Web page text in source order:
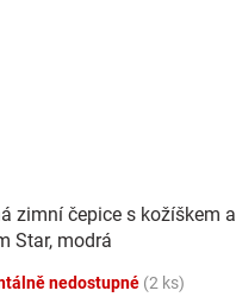
zimní čepice s kožíškem a
Star, modrá
nedostupné (2 ks)